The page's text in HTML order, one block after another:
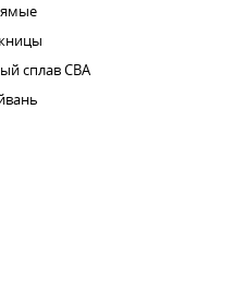
сплав CBA